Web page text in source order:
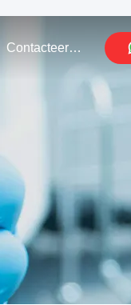
Contacteer Ons